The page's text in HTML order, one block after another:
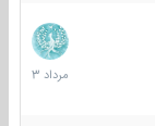
2
مرداد
1403